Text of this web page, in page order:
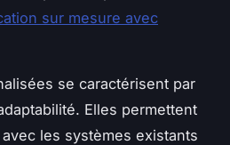
sur mesure avec
se caractérisent par
Elles permettent
les systèmes existants